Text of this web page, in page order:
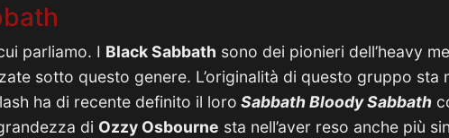
parliamo. I Black Sabbath sono dei pionieri dell’heavy
sotto questo genere. L’originalità di questo gruppo sta
ha di recente definito il loro Sabbath Bloody Sabbath
di Ozzy Osbourne sta nell’aver reso anche più